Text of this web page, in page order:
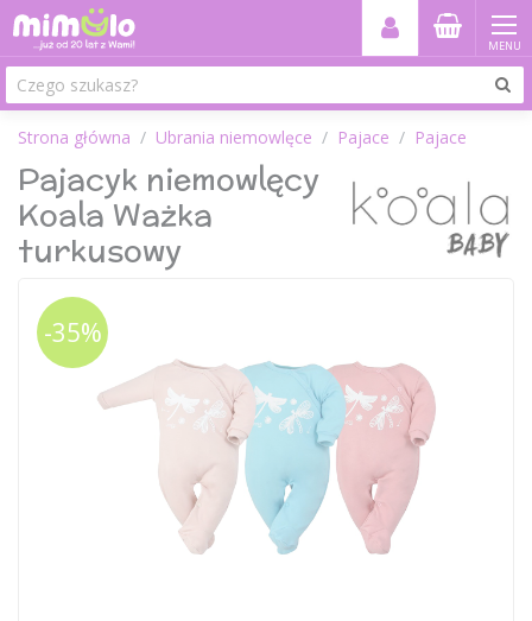
MENU
Strona główna Ubrania niemowlęce Pajace Pajace
Pajacyk niemowlęcy
Koala Ważka
turkusowy
-35%